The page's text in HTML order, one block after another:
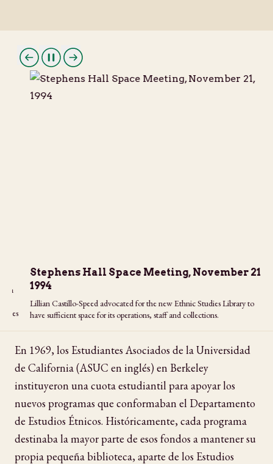
Stephens Hall Space Meeting, November 21,
1994
Lillian Castillo-Speed advocated for the new Ethnic Studies Library to
have sufficient space for its operations, staff and collections.
En 1969, los Estudiantes Asociados de la Universidad
de California (ASUC en inglés) en Berkeley
instituyeron una cuota estudiantil para apoyar los
nuevos programas que conformaban el Departamento
de Estudios Étnicos. Históricamente, cada programa
destinaba la mayor parte de esos fondos a mantener su
propia pequeña biblioteca, aparte de los Estudios